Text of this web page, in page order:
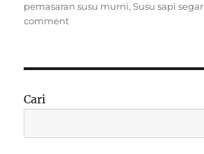
pemasaran susu murni,Susu sapi segar
commenton
yang
dengan
Cari